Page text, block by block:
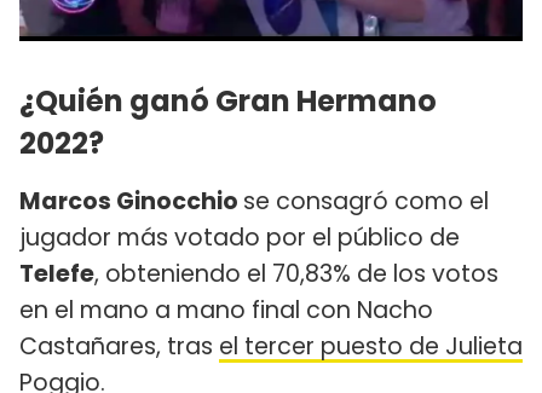
¿Quién ganó Gran Hermano
2022?
Marcos Ginocchio se consagró como el
jugador más votado por el público de
Telefe, obteniendo el 70,83% de los votos
en el mano a mano final con Nacho
Castañares, tras el tercer puesto de Julieta
Poggio.